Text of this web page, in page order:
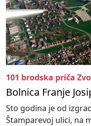
101 brodska priča
Bolnica Franje
Sto godina je od
Štamparevoj ulici, na